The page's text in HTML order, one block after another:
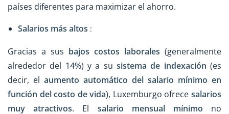
países diferentes para maximizar el ahorro.
Salarios más altos :
Gracias a sus bajos costos laborales (generalmente
alrededor del 14%) y a su sistema de indexación (es
decir, el aumento automático del salario mínimo en
función del costo de vida), Luxemburgo ofrecesalarios
muy atractivos. El salario mensual mínimo no